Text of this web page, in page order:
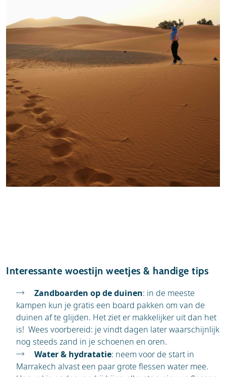
Interessante woestijn weetjes & handige tips
Zandboarden op de duinen: in de meeste
kampen kun je gratis een board pakken om van de
duinen af te glijden. Het ziet er makkelijker uit dan het
is! Wees voorbereid: je vindt dagen later waarschijnlijk
nog steeds zand in je schoenen en oren.
Water & hydratatie: neem voor de start in
Marrakech alvast een paar grote flessen water mee.